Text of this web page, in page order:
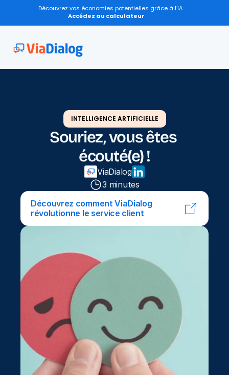
Découvrez vos économies potentielles grâce à l’IA.
Accédez au calculateur
INTELLIGENCE ARTIFICIELLE
Souriez, vous êtes
écouté(e) !
ViaDialog
3 minutes
Découvrez comment ViaDialog
révolutionne le service client